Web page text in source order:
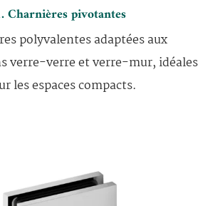
Charnières pivotantes
polyvalentes adaptées aux
verre-verre et verre-mur, idéales
les espaces compacts.